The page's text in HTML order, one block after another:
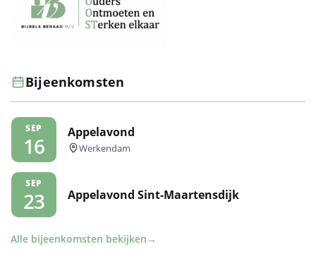
Bijeenkomsten
SEP
16
Appelavond
Werkendam
SEP
23 Appelavond Sint-Maartensdijk
Alle bijeenkomsten bekijken →